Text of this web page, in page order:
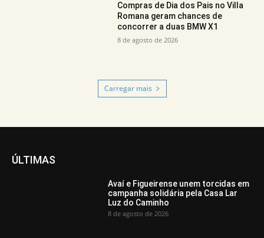
Compras de Dia dos Pais no Villa
Romana geram chances de
concorrer a duas BMW X1
8 de agosto de 2026
Carregar mais
ÚLTIMAS
Avaí e Figueirense unem torcidas em
campanha solidária pela Casa Lar
Luz do Caminho
8 de agosto de 2026